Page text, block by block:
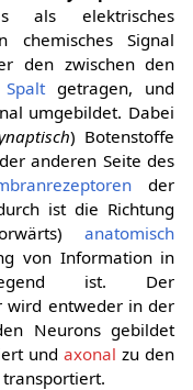
als elektrisches
Signal
den zwischen den
getragen, und
umgebildet. Dabei
) Botenstoffe
anderen Seite des
der
ist die Richtung
anatomisch
von Information in
ist. Der
wird entweder in der
Neurons gebildet
undaxonal zu den